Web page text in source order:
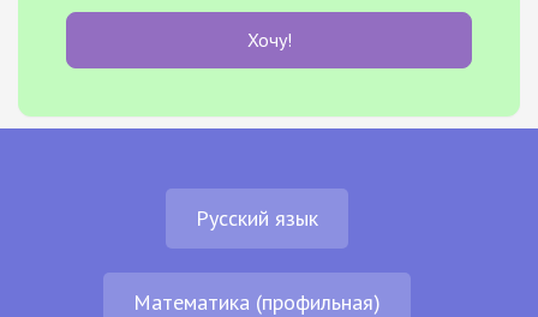
Хочу!
Русский язык
Математика (профильная)